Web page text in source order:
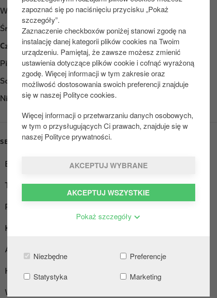
zapoznać się po naciśnięciu przycisku „Pokaż
szczegóły”.
Zaznaczenie checkboxów poniżej stanowi zgodę na
instalację danej kategorii plików cookies na Twoim
urządzeniu. Pamiętaj, że zawsze możesz zmienić
ustawienia dotyczące plików cookie i cofnąć wyrażoną
zgodę. Więcej informacji w tym zakresie oraz
możliwość dostosowania swoich preferencji znajduje
się w naszej Polityce cookies.
Więcej informacji o przetwarzaniu danych osobowych,
w tym o przysługujących Ci prawach, znajduje się w
naszej Polityce prywatności.
AKCEPTUJ WYBRANE
AKCEPTUJ WSZYSTKIE
Pokaż szczegóły
Niezbędne
Preferencje
Statystyka
Marketing
Wtorek
Otwarte 24/7
Środa
Otwarte 24/7
Czwartek
Otwarte 24/7
Piątek
Otwarte 24/7
Sobota
Otwarte 24/7
Niedziela
Otwarte 24/7
SERVICES
Ekspres do kawy
Truck Diesel
Parking dla ciężarówek
Kącik wypoczynkowy
AdBlue pakowane
Hot Dogi
Wi-Fi